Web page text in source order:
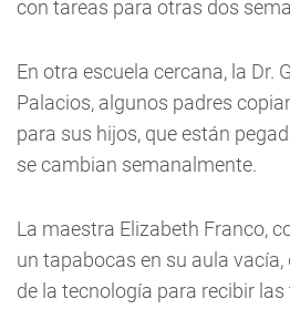
con tareas para otras dos
En otra escuela cercana, la Dr.
Palacios, algunos padres
para sus hijos, que están
se cambian semanalmente.
La maestra Elizabeth Franco,
un tapabocas en su aula
de la tecnología para recibir las